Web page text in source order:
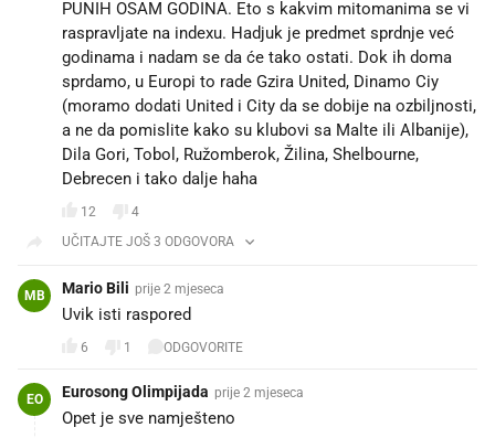
PUNIH OSAM GODINA. Eto s kakvim mitomanima se vi
raspravljate na indexu. Hadjuk je predmet sprdnje već
godinama i nadam se da će tako ostati. Dok ih doma
sprdamo, u Europi to rade Gzira United, Dinamo Ciy
(moramo dodati United i City da se dobije na ozbiljnosti,
a ne da pomislite kako su klubovi sa Malte ili Albanije),
Dila Gori, Tobol, Ružomberok, Žilina, Shelbourne,
Debrecen i tako dalje haha
12
4
UČITAJTE JOŠ 3 ODGOVORA
MB Mario Bili prije 2 mjeseca
Uvik isti raspored
6 1 ODGOVORITE
EO Eurosong Olimpijada prije 2 mjeseca
Opet je sve namješteno